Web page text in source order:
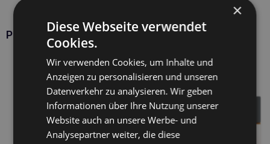
Produkte TOTOBI
×
Diese Webseite verwendet
Cookies.
Wir verwenden Cookies, um Inhalte und
Anzeigen zu personalisieren und unseren
Datenverkehr zu analysieren. Wir geben
Informationen über Ihre Nutzung unserer
Website auch an unsere Werbe- und
Analysepartner weiter, die diese